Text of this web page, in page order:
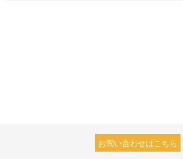
お問い合わせはこちら